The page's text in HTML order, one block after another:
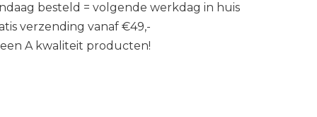
besteld = volgende werkdag in huis
verzending vanaf €49,-
A kwaliteit producten!